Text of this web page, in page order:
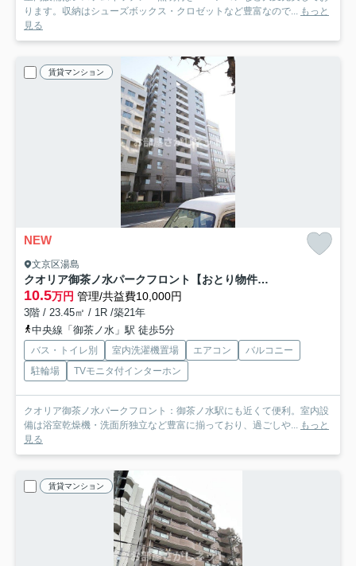
ります。収納はシューズボックス・クロゼットなど豊富なので... もっと
見る
賃貸マンション
NEW
文京区湯島
クオリア御茶ノ水パークフロント【おとり物件なし】#学生・社会人にオススメ！初期費用分割払いOK！
10.5万円 管理/共益費10,000円
3階 / 23.45㎡ / 1R /築21年
中央線「御茶ノ水」駅 徒歩5分
バス・トイレ別 室内洗濯機置場 エアコン
バルコニー
駐輪場
TVモニタ付インターホン
クオリア御茶ノ水パークフロント：御茶ノ水駅にも近くて便利。室内設
備は浴室乾燥機・洗面所独立など豊富に揃っており、過ごしや... もっと
見る
賃貸マンション